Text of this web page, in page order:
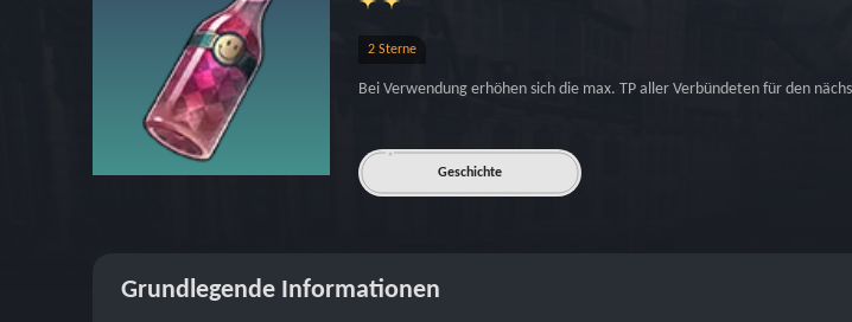
2 Sterne
Bei Verwendung erhöhen sich die max. TP aller Verbündeten für den
Geschichte
Grundlegende Informationen